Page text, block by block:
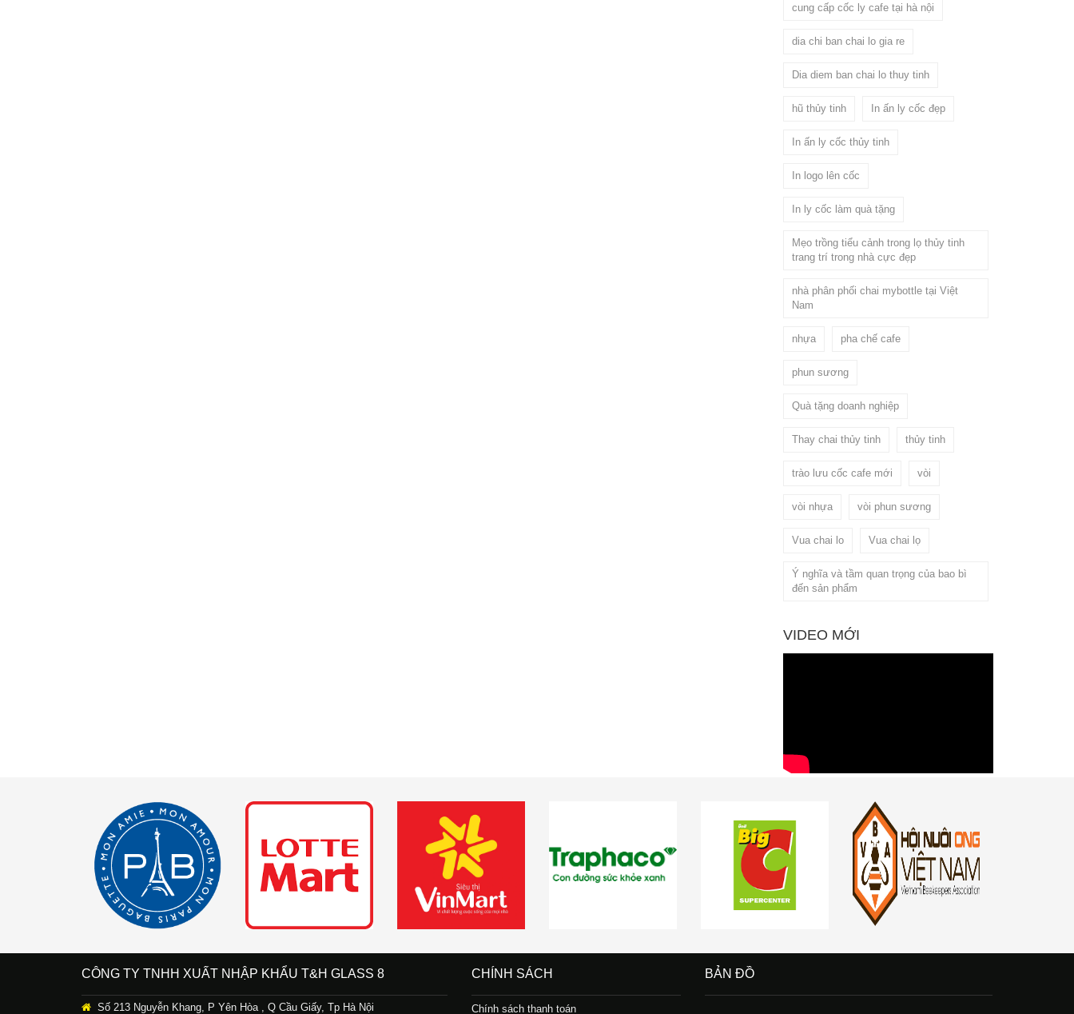
cung cấp cốc ly cafe tại hà nội
dia chi ban chai lo gia re
Dia diem ban chai lo thuy tinh
hũ thủy tinh In ấn ly cốc đẹp
In ấn ly cốc thủy tinh
In logo lên cốc
In ly cốc làm quà tặng
Mẹo trồng tiểu cảnh trong lọ thủy tinh
trang trí trong nhà cực đẹp
nhà phân phối chai mybottle tại Việt
Nam
nhựa pha chế cafe
phun sương
Quà tặng doanh nghiệp
Thay chai thủy tinh thủy tinh
trào lưu cốc cafe mới vòi
vòi nhựa vòi phun sương
Vua chai lo Vua chai lọ
Ý nghĩa và tầm quan trọng của bao bì
đến sản phẩm
VIDEO MỚI
CÔNG TY TNHH XUẤT NHẬP KHẨU T&H GLASS 8
Số 213 Nguyễn Khang, P Yên Hòa , Q Cầu Giấy, Tp Hà Nội
CHÍNH SÁCH
Chính sách thanh toán
BẢN ĐỒ